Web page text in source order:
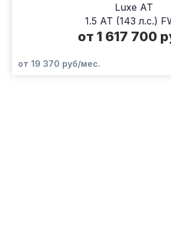
Luxe АТ
1.5 AT (143 л.с.)
от 1 617 700
от 19 370 руб/мес.